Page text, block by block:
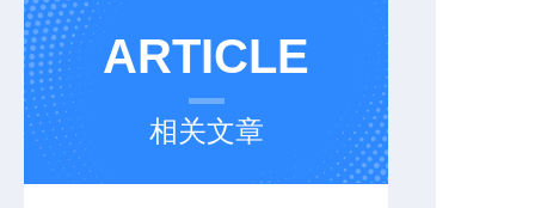
ARTICLE
相关文章